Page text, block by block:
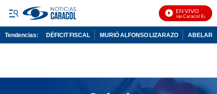
EN VIVO
Noticias Caracol En Vivo
Tendencias: DÉFICIT FISCAL MURIÓ ALFONSO LIZARAZO